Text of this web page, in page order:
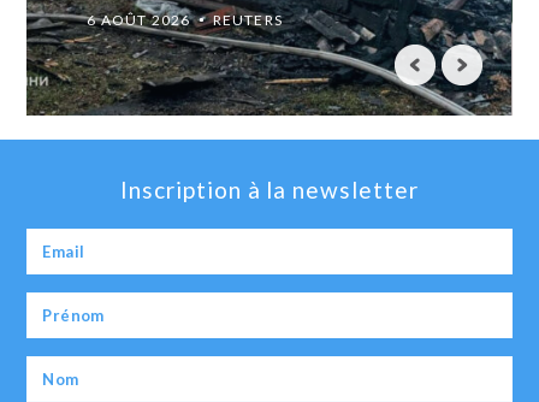
6 AOÛT 2026 REUTERS
Inscription à la newsletter